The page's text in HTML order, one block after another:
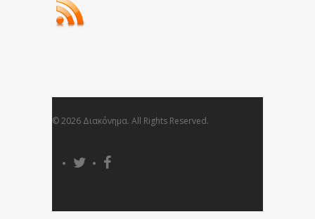
© 2026 Διακόνημα. All Rights Reserved.